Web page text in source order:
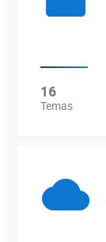
16
Temas